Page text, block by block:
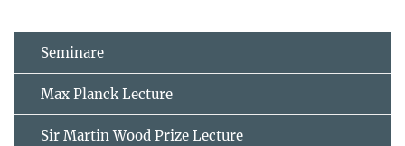
Seminare
Max Planck Lecture
Sir Martin Wood Prize Lecture